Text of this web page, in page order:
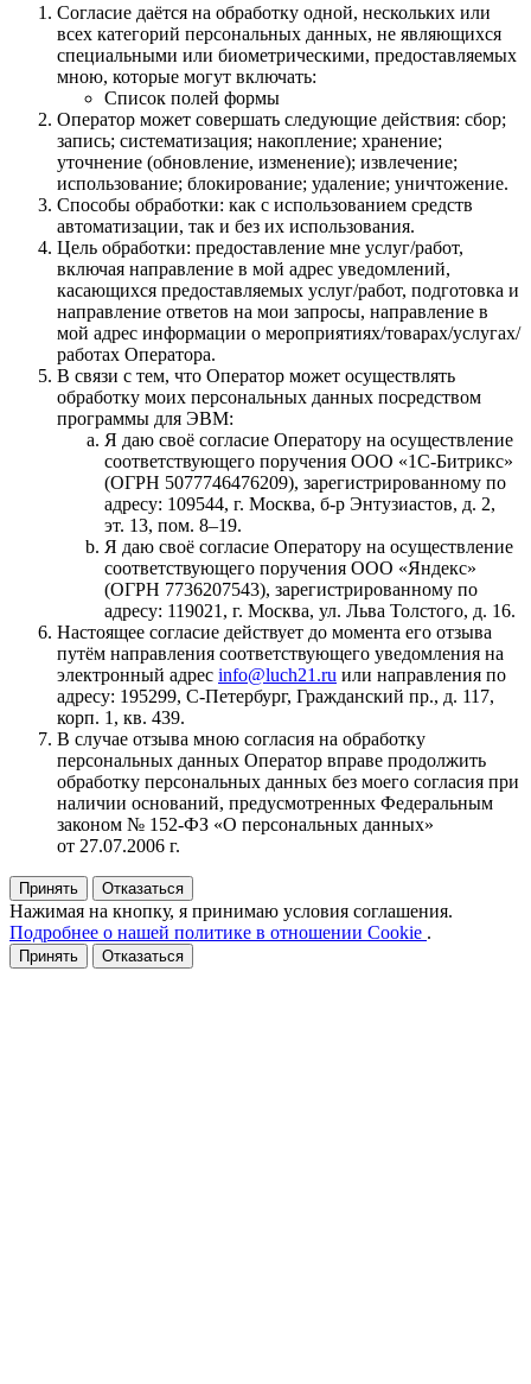
Согласие даётся на обработку одной, нескольких или
всех категорий персональных данных, не являющихся
специальными или биометрическими, предоставляемых
мною, которые могут включать:
Список полей формы
Оператор может совершать следующие действия: сбор;
запись; систематизация; накопление; хранение;
уточнение (обновление, изменение); извлечение;
использование; блокирование; удаление; уничтожение.
Способы обработки: как с использованием средств
автоматизации, так и без их использования.
Цель обработки: предоставление мне услуг/работ,
включая направление в мой адрес уведомлений,
касающихся предоставляемых услуг/работ, подготовка и
направление ответов на мои запросы, направление в
мой адрес информации о мероприятиях/товарах/услугах/
работах Оператора.
В связи с тем, что Оператор может осуществлять
обработку моих персональных данных посредством
программы для ЭВМ:
Я даю своё согласие Оператору на осуществление
соответствующего поручения ООО «1С‑Битрикс»
(ОГРН 5077746476209), зарегистрированному по
адресу: 109544, г. Москва, б‑р Энтузиастов, д. 2,
эт. 13, пом. 8–19.
Я даю своё согласие Оператору на осуществление
соответствующего поручения ООО «Яндекс»
(ОГРН 7736207543), зарегистрированному по
адресу: 119021, г. Москва, ул. Льва Толстого, д. 16.
Настоящее согласие действует до момента его отзыва
путём направления соответствующего уведомления на
электронный адрес info@luch21.ru или направления по
адресу: 195299, С‑Петербург, Гражданский пр., д. 117,
корп. 1, кв. 439.
В случае отзыва мною согласия на обработку
персональных данных Оператор вправе продолжить
обработку персональных данных без моего согласия при
наличии оснований, предусмотренных Федеральным
законом № 152‑ФЗ «О персональных данных»
от 27.07.2006 г.
Принять Отказаться
Нажимая на кнопку, я принимаю условия соглашения.
Подробнее о нашей политике в отношении Cookie .
Принять Отказаться